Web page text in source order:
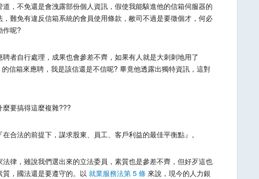
，不免還是會洩露部份個人資訊，假使我能駭進他的信箱伺服器的
難免有違反信箱系統的會員使用條款，敝司不過是要徵個才，何必
作呢?
者自行處理，成果也會參差不齊，如果有人就是大刺刺地用了
的信箱來應聘，我是該信還是不信呢? 畢竟他透露出獨特資訊，這對
要搞得這麼複雜???
合法的前提下，謀求股東、員工、客戶利益的最佳平衡點』。
律，雖說我們選出來的立法委員，素質也是參差不齊，但好歹這也
，國法還是要遵守的。以 就業服務法第 5 條 來說，現今的人力銀